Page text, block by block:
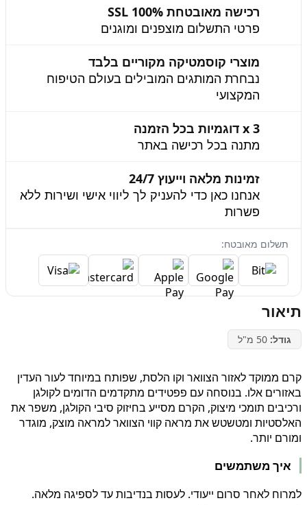
רכישה מאובטחת 100% SSL
פרטי התשלום מוצפנים ומוגנים
מוצרי קוסמטיקה מקוריים בלבד
נבחרת המותגים המובילים בעולם הטיפוח
המקצועי
3 x דוגמיות בכל הזמנה
מתנה בכל רכישה באתר
זמינות מלאה וייעוץ 24/7
אנחנו כאן כדי להעניק לך ליווי אישי ושירות ללא
פשרות
תשלום מאובטח:
תיאור
גודל:
קרם ממוקד לאזור הצוואר וקו הלסת, שפותח במיוחד לעור העדין
באזורים אלו. בנוסחה עם פפטידים מתקדמים הדומים לקולגן
ורכיבים תומכי מיצוק, הקרם מסייע בחיזוק סיבי הקולגן, משפר את
האלסטיות ומטשטש את מראה קווי הצוואר למראה מוצק, מוגדר
ומורם יותר.
איך משתמשים
למרוח לאחר סרום ייעודי. לעסות בנדיבות עד לספיגה מלאה.